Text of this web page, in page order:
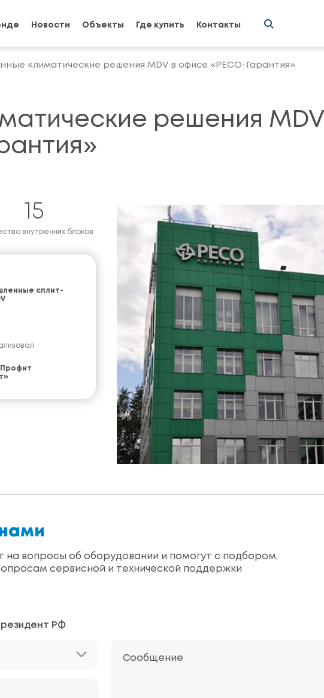
Новости Объекты Где купить Контакты
климатические решения MDV в офисе «РЕСО-Гарантия»
решения MDV
15
внутренних блоков
сплит-
на вопросы об оборудовании и помогут с подбором,
сервисной и технической поддержки
РФ
Сообщение